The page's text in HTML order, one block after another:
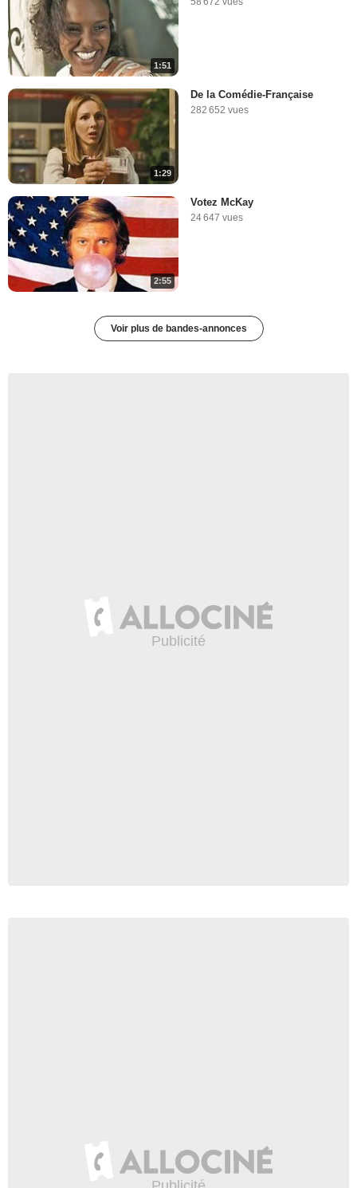
1:51
1:29
De la Comédie-Française
282 652 vues
2:55
Votez McKay
24 647 vues
Voir plus de bandes-annonces